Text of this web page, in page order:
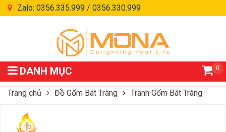
Zalo: 0356.335.999 / 0356.330.999
DANH MỤC 0
Trang chủ Đồ Gốm Bát Tràng Tranh Gốm Bát Tràng
Tranh Gốm Bát Tràng – TCN-04